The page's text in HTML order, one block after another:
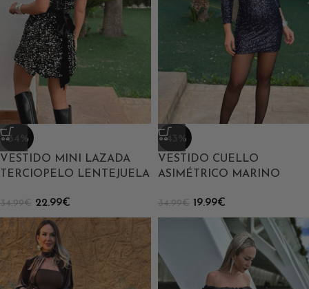
-34%
VESTIDO MINI LAZADA
TERCIOPELO LENTEJUELA
34.99€ 22.99€
-43%
VESTIDO CUELLO
ASIMÉTRICO MARINO
34.99€ 19.99€